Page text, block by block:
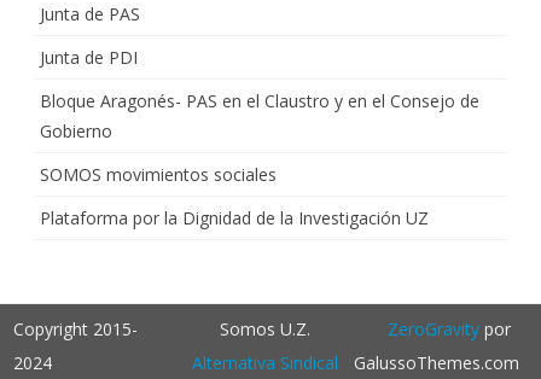
Junta de PAS
Junta de PDI
Bloque Aragonés- PAS en el Claustro y en el Consejo de
Gobierno
SOMOS movimientos sociales
Plataforma por la Dignidad de la Investigación UZ
Copyright 2015-
2024
Somos U.Z.
Alternativa Sindical
ZeroGravitypor
GalussoThemes.com